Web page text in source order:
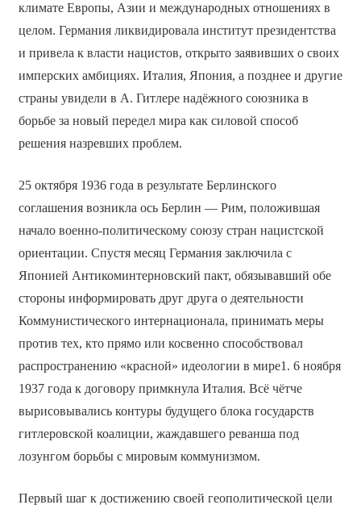
климате Европы, Азии и международных отношениях в
целом. Германия ликвидировала институт президентства
и привела к власти нацистов, открыто заявивших о своих
имперских амбициях. Италия, Япония, а позднее и другие
страны увидели в А. Гитлере надёжного союзника в
борьбе за новый передел мира как силовой способ
решения назревших проблем.
25 октября 1936 года в результате Берлинского
соглашения возникла ось Берлин — Рим, положившая
начало военно-политическому союзу стран нацистской
ориентации. Спустя месяц Германия заключила с
Японией Антикоминтерновский пакт, обязывавший обе
стороны информировать друг друга о деятельности
Коммунистического интернационала, принимать меры
против тех, кто прямо или косвенно способствовал
распространению «красной» идеологии в мире1. 6 ноября
1937 года к договору примкнула Италия. Всё чётче
вырисовывались контуры будущего блока государств
гитлеровской коалиции, жаждавшего реванша под
лозунгом борьбы с мировым коммунизмом.
Первый шаг к достижению своей геополитической цели